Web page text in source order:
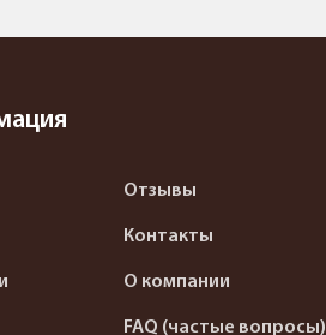
Отзывы
Контакты
О компании
FAQ (частые вопросы)